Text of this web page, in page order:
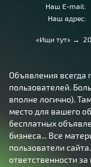
Наш E-mail:
Наш адрес:
«Ищи тут» →
Объявления всегда
пользователей.
вполне логично).
место для вашего
бесплатных
бизнеса... Все
пользователи
ответственности